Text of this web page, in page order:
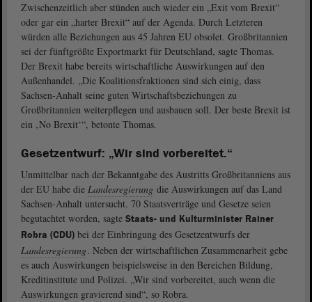
Zwischenzeitlich aber stünden auch wieder ein „Exit vom Brexit“
oder gar ein „harter Brexit“ auf der Agenda. Durch Letzteren
würden alle Beziehungen aus 45 Jahren EU obsolet. Großbritannien
sei der fünftgrößte Exportmarkt für Deutschland, sagte Thomas.
Der Brexit habe bereits wirtschaftliche Auswirkungen auf den
Außenhandel. „Die Koalitionsfraktionen sind sich einig, dass
Sachsen-Anhalt seine guten Wirtschaftsbeziehungen zu
Großbritannien weiterpflegen und ausbauen soll. Der beste Brexit ist
ein ‚No Brexit‘“, betonte Thomas.
Gesetzentwurf: „Wir sind vorbereitet.“
Unmittelbar nach der Bekanntgabe des Austritts Großbritanniens aus
der EU habe die Landesregierung die Auswirkungen auf das Land
Sachsen-Anhalt untersucht. 70 Staatsverträge und Gesetze seien
begutachtet worden, sagte Staats- und Kulturminister Rainer
Robra (CDU) bei der Einbringung des Gesetzentwurfs der
Landesregierung. Neben der wirtschaftlichen Zusammenarbeit gebe
es auch Auswirkungen beispielsweise in den Bereichen Bildung,
Kreditinstitute und Polizei. „Wir sind vorbereitet, auch wenn die
Auswirkungen gravierend sind“, so Robra.